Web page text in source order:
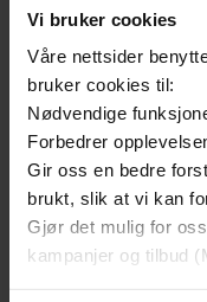
Vi bruker cookies
Våre nettsider
bruker cookies til:
Nødvendige
Forbedrer
Gir oss en bedre
brukt, slik at vi kan
Gjør det mulig for
kampanjer og tilbud
199,-